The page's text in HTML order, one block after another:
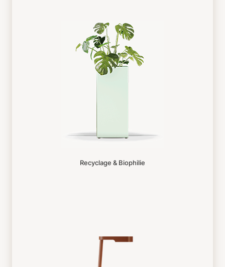
Recyclage & Biophilie